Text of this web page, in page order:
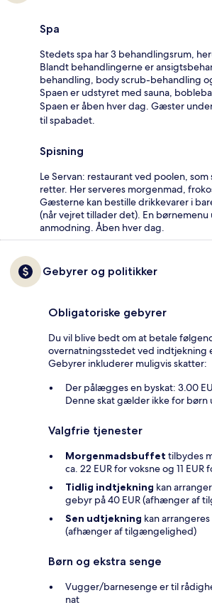
Spa
Stedets spa har 3 behandlingsrum,
Blandt behandlingerne er
behandling, body scrub-behandling
Spaen er udstyret med sauna,
Spaen er åben hver dag. Gæster
til spabadet.
Spisning
Le Servan: restaurant ved poolen,
retter. Her serveres morgenmad,
Gæsterne kan bestille drikkevarer i
(når vejret tillader det). En
anmodning. Åben hver dag.
Gebyrer og politikker
Obligatoriske gebyrer
Du vil blive bedt om at betale
overnatningsstedet ved indtjekning
Gebyrer inkluderer muligvis skatter:
Der pålægges en byskat: 3.00
Denne skat gælder ikke for børn
Valgfrie tjenester
Morgenmadsbuffet tilbydes
ca. 22 EUR for voksne og 11 EUR
Tidlig indtjekning kan
gebyr på 40 EUR (afhænger af
Sen udtjekning kan
(afhænger af tilgængelighed)
Børn og ekstra senge
Vugger/barnesenge er til
nat